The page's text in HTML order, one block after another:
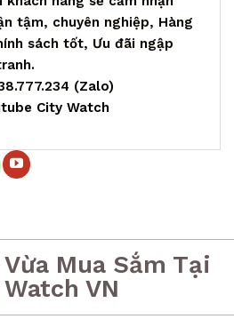
tậm, chuyên nghiệp, Hàng
sách tốt, Ưu đãi ngập
(Zalo)
City Watch
Mua Sắm Tại
VN